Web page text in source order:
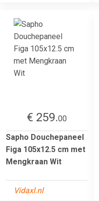
€ 259.00
Sapho Douchepaneel
Figa 105x12.5 cm met
Mengkraan Wit
Vidaxl.nl